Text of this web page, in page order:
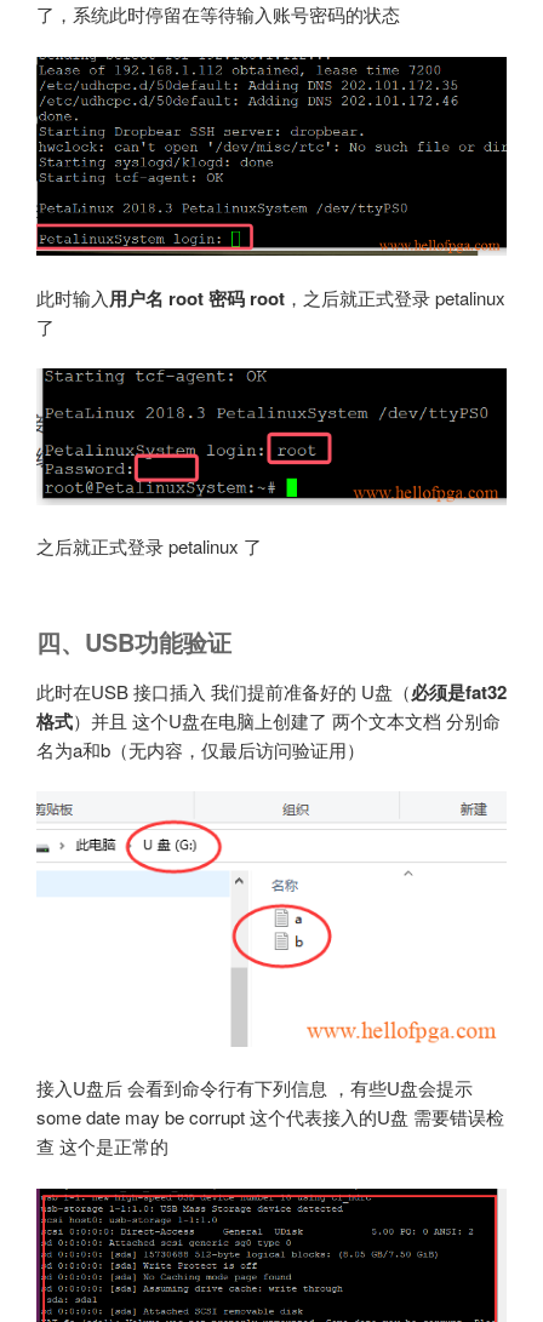
了，系统此时停留在等待输入账号密码的状态
此时输入用户名 root 密码 root ，之后就正式登录 petalinux
了
之后就正式登录 petalinux 了
四、USB功能验证
此时在USB 接口插入 我们提前准备好的 U盘（必须是fat32
格式）并且 这个U盘在电脑上创建了 两个文本文档 分别命
名为a和b（无内容，仅最后访问验证用）
接入U盘后 会看到命令行有下列信息 ，有些U盘会提示
some date may be corrupt 这个代表接入的U盘 需要错误检
查 这个是正常的